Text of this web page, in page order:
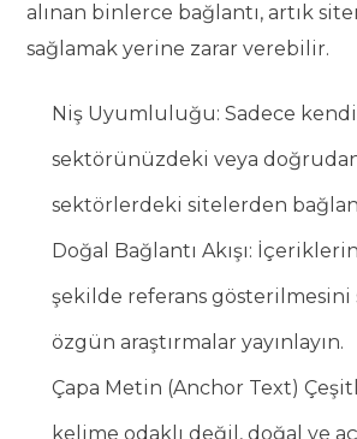
alınan binlerce bağlantı, artık
sağlamak yerine zarar verebilir.
Niş Uyumluluğu: Sadece kendi
sektörünüzdeki veya
sektörlerdeki sitelerden
Doğal Bağlantı Akışı:
şekilde referans gösterilmesini
özgün araştırmalar yayınlayın.
Çapa Metin (Anchor Text)
kelime odaklı değil, doğal ve